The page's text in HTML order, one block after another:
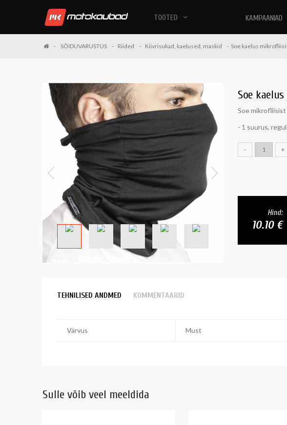
KAMPAANIAD
TOOTED
SÕIDUVARUSTUS Riided Kiivrisukad, kaelused, maskid Soe kaelus
Soe
Soe mikrofliisist
- 1 suurus,
- +
Hind:
10.10 €
TEHNILISED ANDMED KOMMENTAARID
Värvus Must
Sulle võib veel meeldida